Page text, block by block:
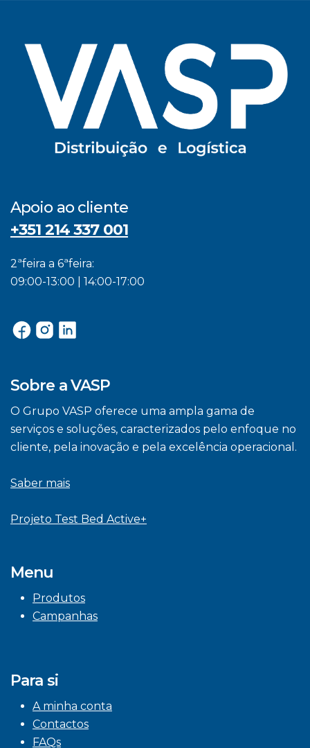
Apoio ao cliente
+351 214 337 001
2ªfeira a 6ªfeira:
09:00-13:00 | 14:00-17:00
Sobre a VASP
O Grupo VASP oferece uma ampla gama de
serviços e soluções, caracterizados pelo enfoque no
cliente, pela inovação e pela excelência operacional.
Saber mais
Projeto Test Bed Active+
Menu
Produtos
Campanhas
Para si
A minha conta
Contactos
FAQs